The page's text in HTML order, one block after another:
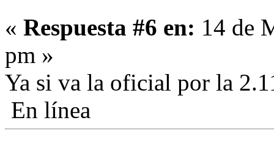
« Respuesta #6 en: 14 de
pm »
Ya si va la oficial por la
En línea